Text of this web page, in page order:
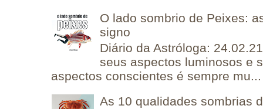
O lado sombrio de Peixes:
signo
Diário da Astróloga:
seus aspectos luminosos e
aspectos conscientes é sempre mu...
As 10 qualidades sombrias